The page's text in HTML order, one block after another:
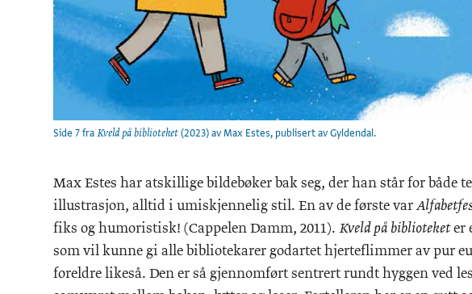
Side 7 fra Kveld på biblioteket(2023) av Max Estes, publisert av Gyldendal.
Max Estes har atskillige bildebøker bak seg, der han står for både
illustrasjon, alltid i umiskjennelig stil. En av de første var
fiks og humoristisk! (Cappelen Damm, 2011). Kveld på biblioteketer
som vil kunne gi alle bibliotekarer godartet hjerteflimmer av pur
foreldre likeså. Den er så gjennomført sentrert rundt hyggen ved